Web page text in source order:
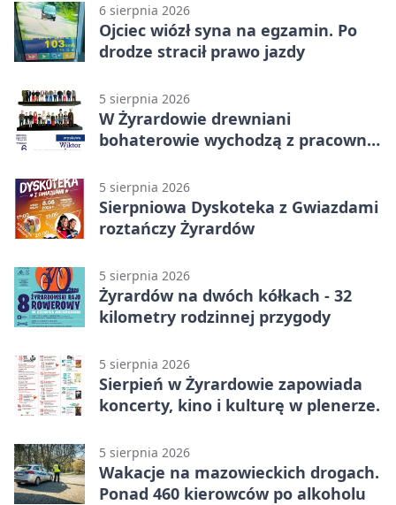
6 sierpnia 2026
Ojciec wiózł syna na egzamin. Po
drodze stracił prawo jazdy
5 sierpnia 2026
W Żyrardowie drewniani
bohaterowie wychodzą z pracowni
5 sierpnia 2026
Sierpniowa Dyskoteka z Gwiazdami
roztańczy Żyrardów
5 sierpnia 2026
Żyrardów na dwóch kółkach - 32
kilometry rodzinnej przygody
5 sierpnia 2026
Sierpień w Żyrardowie zapowiada
koncerty, kino i kulturę w plenerze.
5 sierpnia 2026
Wakacje na mazowieckich drogach.
Ponad 460 kierowców po alkoholu